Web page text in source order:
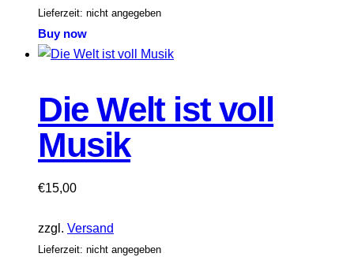
Lieferzeit: nicht angegeben
Buy now
Die Welt ist voll
Musik
€15,00
zzgl. Versand
Lieferzeit: nicht angegeben